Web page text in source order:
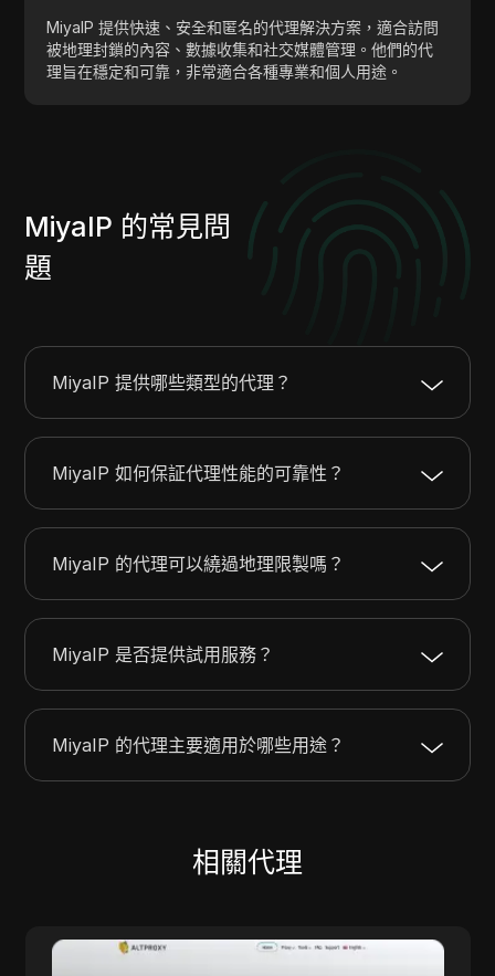
MiyaIP 提供快速、安全和匿名的代理解決方案，適合訪問
被地理封鎖的內容、數據收集和社交媒體管理。他們的代
理旨在穩定和可靠，非常適合各種專業和個人用途。
MiyaIP 的常見問
題
MiyaIP 提供哪些類型的代理？
MiyaIP 如何保証代理性能的可靠性？
MiyaIP 的代理可以繞過地理限製嗎？
MiyaIP 是否提供試用服務？
MiyaIP 的代理主要適用於哪些用途？
相關代理
AltProxy